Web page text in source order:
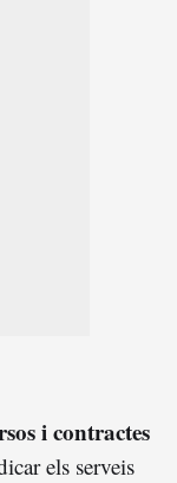
i contractes
els serveis